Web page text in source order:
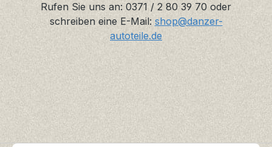
Rufen Sie uns an: 0371 / 2 80 39 70 oder
schreiben eine E-Mail: shop@danzer-
autoteile.de